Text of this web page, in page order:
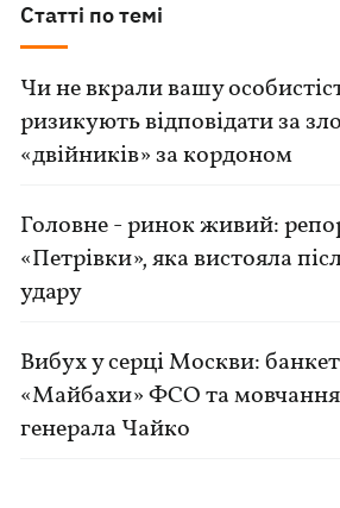
Статті по темі
Чи не вкрали вашу
ризикують відповідати за
«двійників» за кордоном
Головне - ринок живий:
«Петрівки», яка вистояла
удару
Вибух у серці Москви:
«Майбахи» ФСО та
генерала Чайко